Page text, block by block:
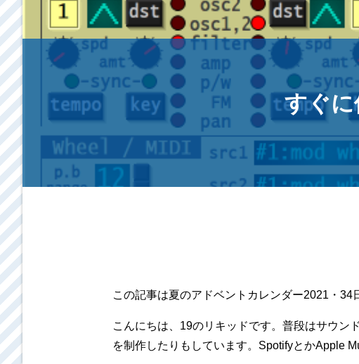
すぐ
この記事は夏のアドベントカレンダー2021・34
こんにちは、19のリキッドです。普段はサウン
を制作したりもしています。SpotifyとかApple